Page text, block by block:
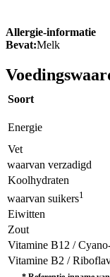
Allergie-informatie
Bevat:Melk
Soort
Energie
Vet
waarvan verzadigd
Koolhydraten
waarvan suikers1
Eiwitten
Zout
Vitamine B12 /
Vitamine B2 /